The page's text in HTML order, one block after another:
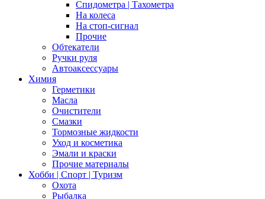
Спидометра | Тахометра
На колеса
На стоп-сигнал
Прочие
Обтекатели
Ручки руля
Автоаксессуары
Химия
Герметики
Масла
Очистители
Смазки
Тормозные жидкости
Уход и косметика
Эмали и краски
Прочие материалы
Хобби | Cпорт | Туризм
Охота
Рыбалка